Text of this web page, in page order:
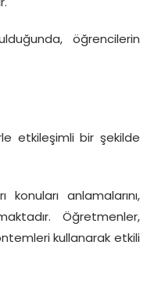
öğrencilerin
etkileşimli bir şekilde
anlamalarını,
Öğretmenler,
kullanarak etkili